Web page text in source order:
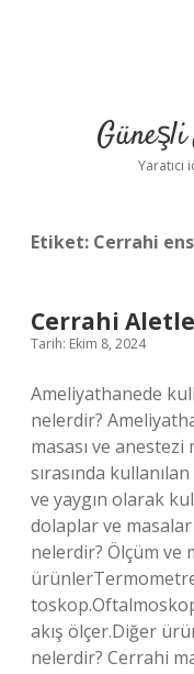
Etiket: Cerrahi
Cerrahi
Tarih: Ekim 8, 2024
Ameliyathanede
nelerdir?
masası ve
sırasında
ve yaygın olarak
dolaplar ve
nelerdir? Ölçüm ve
akış ölçer.Diğer
nelerdir? Cerrahi